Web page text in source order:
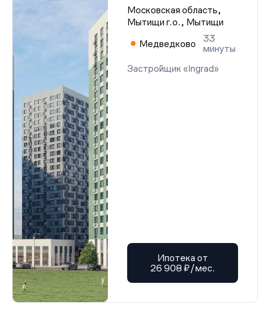
Московская область,
Мытищи г.о., Мытищи
Медведково
33
минуты
Застройщик «Ingrad»
Ипотека от
26 908 ₽/мес.